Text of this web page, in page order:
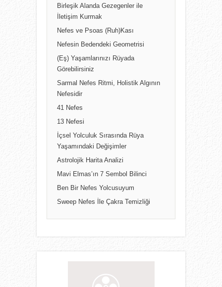
Birleşik Alanda Gezegenler ile
İletişim Kurmak
Nefes ve Psoas (Ruh)Kası
Nefesin Bedendeki Geometrisi
(Eş) Yaşamlarınızı Rüyada
Görebilirsiniz
Sarmal Nefes Ritmi, Holistik Algının
Nefesidir
41 Nefes
13 Nefesi
İçsel Yolculuk Sırasında Rüya
Yaşamındaki Değişimler
Astrolojik Harita Analizi
Mavi Elmas’ın 7 Sembol Bilinci
Ben Bir Nefes Yolcusuyum
Sweep Nefes İle Çakra Temizliği